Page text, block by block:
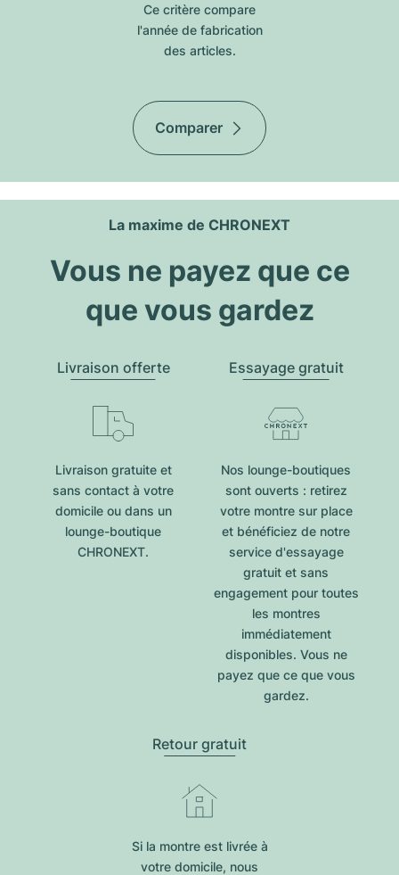
Ce critère compare
l'année de fabrication
des articles.
Comparer
La maxime de CHRONEXT
Vous ne payez que ce
que vous gardez
Livraison offerte
Livraison gratuite et
sans contact à votre
domicile ou dans un
lounge-boutique
CHRONEXT.
Essayage gratuit
Nos lounge-boutiques
sont ouverts : retirez
votre montre sur place
et bénéficiez de notre
service d'essayage
gratuit et sans
engagement pour toutes
les montres
immédiatement
disponibles. Vous ne
payez que ce que vous
gardez.
Retour gratuit
Si la montre est livrée à
votre domicile, nous